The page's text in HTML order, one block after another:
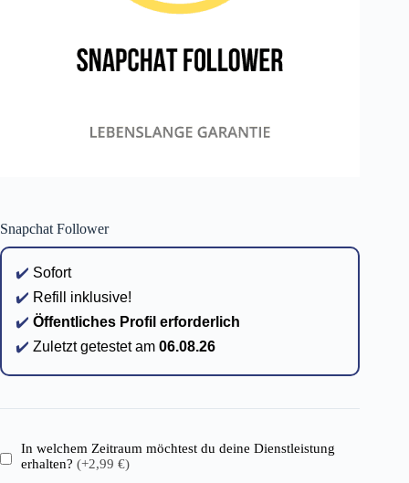
Snapchat Follower
✔️ Sofort
✔️ Refill inklusive!
✔️ Öffentliches Profil erforderlich
✔️ Zuletzt getestet am 06.08.26
In welchem Zeitraum möchtest du deine Dienstleistung
erhalten? (+2,99 €)